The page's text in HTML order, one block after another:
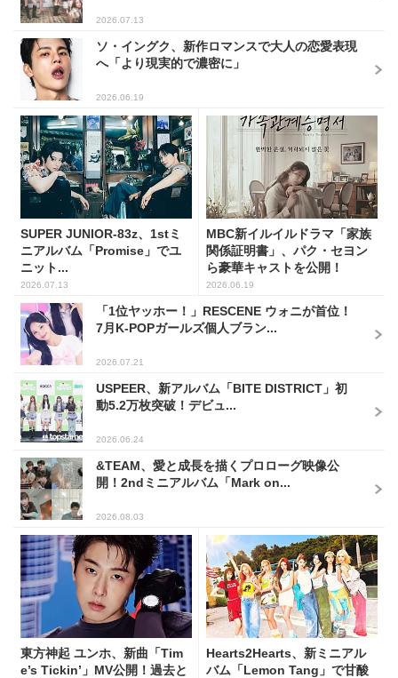
2026.07.13
ソ・イングク、新作ロマンスで大人の恋愛表現
へ「より現実的で濃密に」
2026.06.19
SUPER JUNIOR-83z、1stミ
ニアルバム「Promise」でユ
ニット...
2026.07.13
MBC新イルイルドラマ「家族
関係証明書」、パク・セヨン
ら豪華キャストを公開！
2026.06.19
「1位ヤッホー！」RESCENE ウォニが首位！
7月K-POPガールズ個人ブラン...
2026.07.21
USPEER、新アルバム「BITE DISTRICT」初
動5.2万枚突破！デビュ...
2026.06.24
&TEAM、愛と成長を描くプロローグ映像公
開！2ndミニアルバム「Mark on...
2026.08.03
東方神起 ユンホ、新曲「Tim
e’s Tickin’」MV公開！過去と
Hearts2Hearts、新ミニアル
バム「Lemon Tang」で甘酸